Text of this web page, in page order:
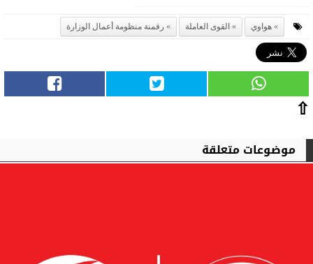
هواوي القوى العاملة رقمنة منظومة أعمال الوزارة
⇧
موضوعات متعلقة